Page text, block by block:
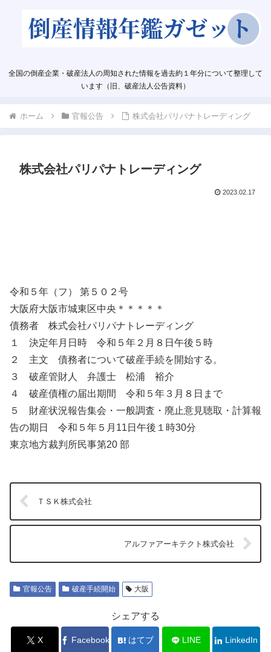
全国の倒産企業・破産法人の周知された情報を過去約１年分について整理して
います（旧、破産法人公告資料）
ホーム 官報公告 株式会社パリパナトレーディング
株式会社パリパナトレーディング
2023.02.17
令和５年（フ） 第５０２号
大阪府大阪市城東区中央＊＊＊＊＊
債務者 株式会社パリパナトレーディング
１ 決定年月日時 令和５年２月８日午後５時
２ 主文 債務者について破産手続を開始する。
３ 破産管財人 弁護士 松浦 裕介
４ 破産債権の届出期間 令和５年３月８日まで
５ 財産状況報告集会・一般調査・廃止意見聴取・計算報
告の期日 令和５年５月11日午後１時30分
東京地方裁判所民事第20 部
ＴＳＫ株式会社
アルファアーキテクト株式会社
官報公告 破産手続開始 大阪
シェアする
X Facebook はてブ LINE LinkedIn